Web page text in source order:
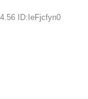
ID:IeFjcfyn0